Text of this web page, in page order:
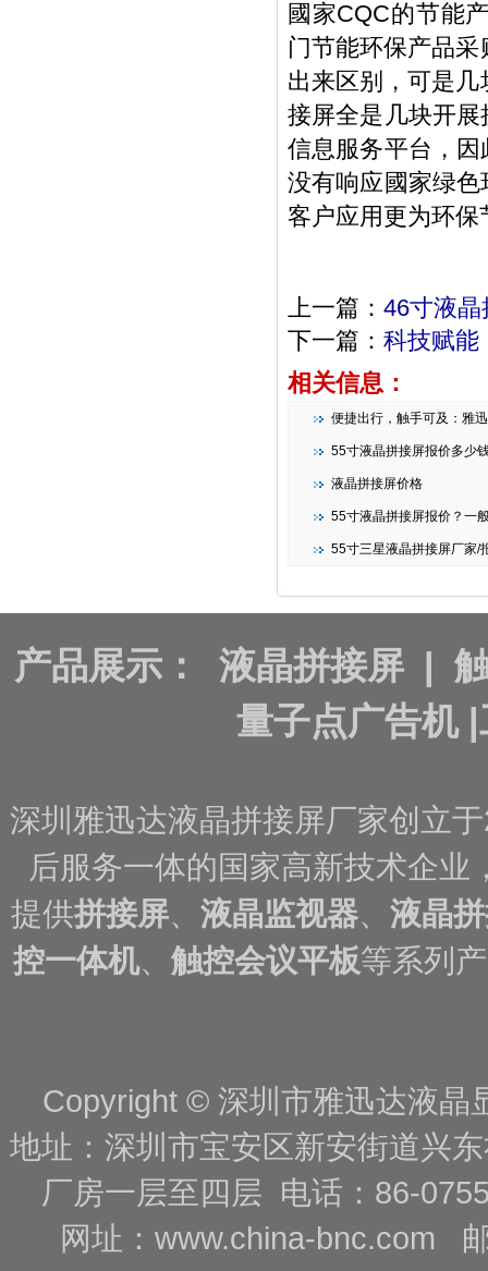
國家CQC的节能
门节能环保产品
出来区别，可是
接屏全是几块开
信息服务平台，
没有响应國家绿
客户应用更为环保
上一篇： 46寸液
下一篇： 科技赋能
相关信息：
便捷出行，触手可及：雅迅达智能条形
55寸液晶拼接屏报价多少
液晶拼接屏价格
55寸液晶拼接屏报价？一
55寸三星液晶拼接屏厂家/
产品展示： 液晶拼接屏 |
量子点广告机|
深圳雅迅达液晶拼接屏厂家创立
后服务一体的国家高新技术企
提供拼接屏、 液晶监视器、 液晶
控一体机、 触控会议平板等系列
Copyright © 深圳市雅迅达液
地址：深圳市宝安区新安街道兴
厂房一层至四层 电话：86-
网址： www.china-bnc.com